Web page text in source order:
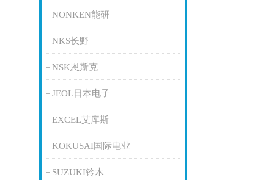
NONKEN能研
NKS长野
NSK恩斯克
JEOL日本电子
EXCEL艾库斯
KOKUSAI国际电业
SUZUKI铃木